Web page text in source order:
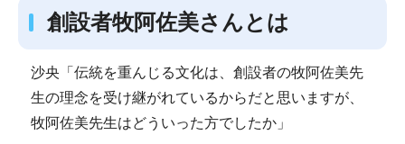
創設者牧阿佐美さんとは
沙央「伝統を重んじる文化は、創設者の牧阿佐美先
生の理念を受け継がれているからだと思いますが、
牧阿佐美先生はどういった方でしたか」